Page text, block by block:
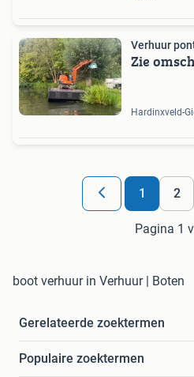
Verhuur
Zie
Hardinxveld-
1 2
Pagina 1
boot verhuur in Verhuur | Boten
Gerelateerde zoektermen
Populaire zoektermen